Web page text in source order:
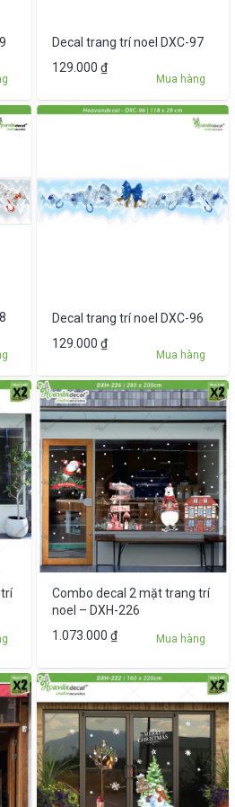
Decal trang trí noel DXC-97
129.000 ₫
Mua hàng
Decal trang trí noel DXC-96
129.000 ₫
Mua hàng
Combo decal 2 mặt trang trí
noel – DXH-226
1.073.000 ₫ Mua hàng